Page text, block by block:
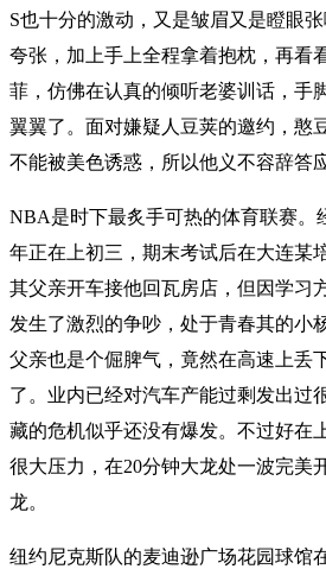
S也十分的激动，又是皱眉又是瞪眼
夸张，加上手上全程拿着抱枕，再看
菲，仿佛在认真的倾听老婆训话，手
翼翼了。面对嫌疑人豆荚的邀约，憨
不能被美色诱惑，所以他义不容辞答
NBA是时下最炙手可热的体育联赛。
年正在上初三，期末考试后在大连某
其父亲开车接他回瓦房店，但因学习
发生了激烈的争吵，处于青春其的小
父亲也是个倔脾气，竟然在高速上丢
了。业内已经对汽车产能过剩发出过
藏的危机似乎还没有爆发。不过好在
很大压力，在20分钟大龙处一波完美
龙。
纽约尼克斯队的麦迪逊广场花园球馆